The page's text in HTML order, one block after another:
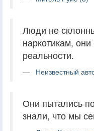
Люди не
наркотикам, они
реальности.
Неизвестный
Они пытались
знали, что мы